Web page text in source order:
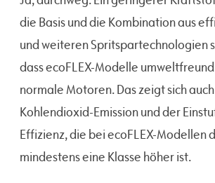
die Basis und die Kombination aus
und weiteren Spritspartechnologien
dass ecoFLEX-Modelle
normale Motoren. Das zeigt sich
Kohlendioxid-Emission und der
Effizienz, die bei ecoFLEX-Modellen
mindestens eine Klasse höher ist.